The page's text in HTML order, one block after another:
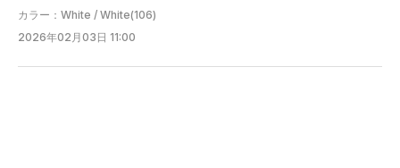
カラー：White / White(106)
2026年02月03日 11:00